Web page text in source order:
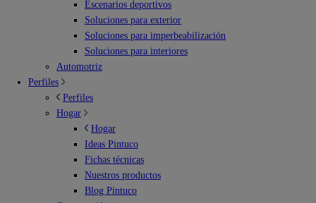
Escenarios deportivos
Soluciones para exterior
Soluciones para imperbeabilización
Soluciones para interiores
Automotriz
Perfiles
Perfiles
Hogar
Hogar
Ideas Pintuco
Fichas técnicas
Nuestros productos
Blog Pintuco